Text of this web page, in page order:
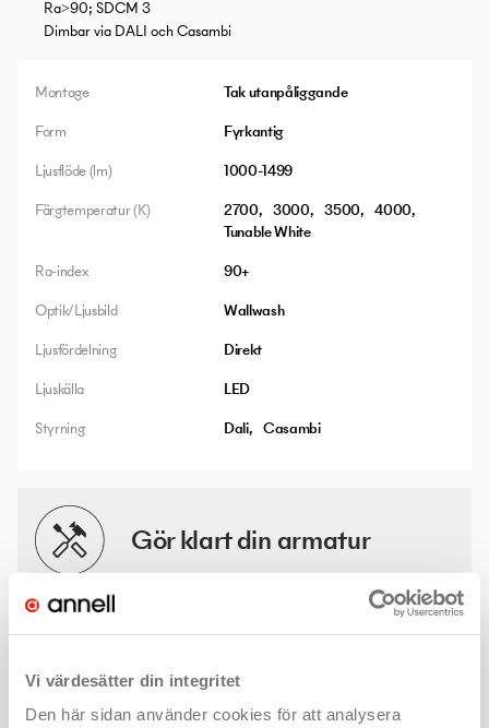
Vi värdesätter din integritet
Den här sidan använder cookies för att analysera
Ra>90; SDCM 3
Dimbar via DALI och Casambi
Montage
Tak utanpåliggande
Form
Fyrkantig
Ljusflöde (lm)
1000-1499
Färgtemperatur (K)
2700 3000 3500
4000
Tunable White
Ra-index
90+
Optik/Ljusbild
Wallwash
Ljusfördelning
Direkt
Ljuskälla
LED
Styrning
Dali Casambi
Gör klart din armatur
Det finns många valmöjligheter och lösningar för denna
produkt för ditt projekt.